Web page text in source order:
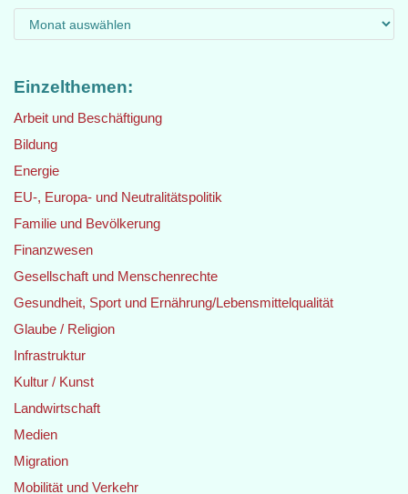
Einzelthemen:
Arbeit und Beschäftigung
Bildung
Energie
EU-, Europa- und Neutralitätspolitik
Familie und Bevölkerung
Finanzwesen
Gesellschaft und Menschenrechte
Gesundheit, Sport und Ernährung/Lebensmittelqualität
Glaube / Religion
Infrastruktur
Kultur / Kunst
Landwirtschaft
Medien
Migration
Mobilität und Verkehr